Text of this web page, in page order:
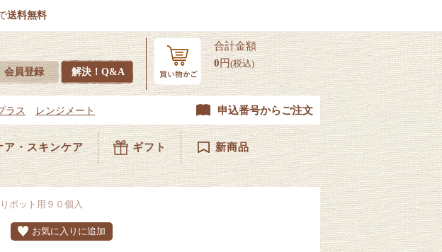
送料無料
会員登録 解決！Q&A
合計金額
0円(税込)
申込番号からご注文
ア・スキンケア ギフト 新商品
ポット用９０個入
お気に入りに追加